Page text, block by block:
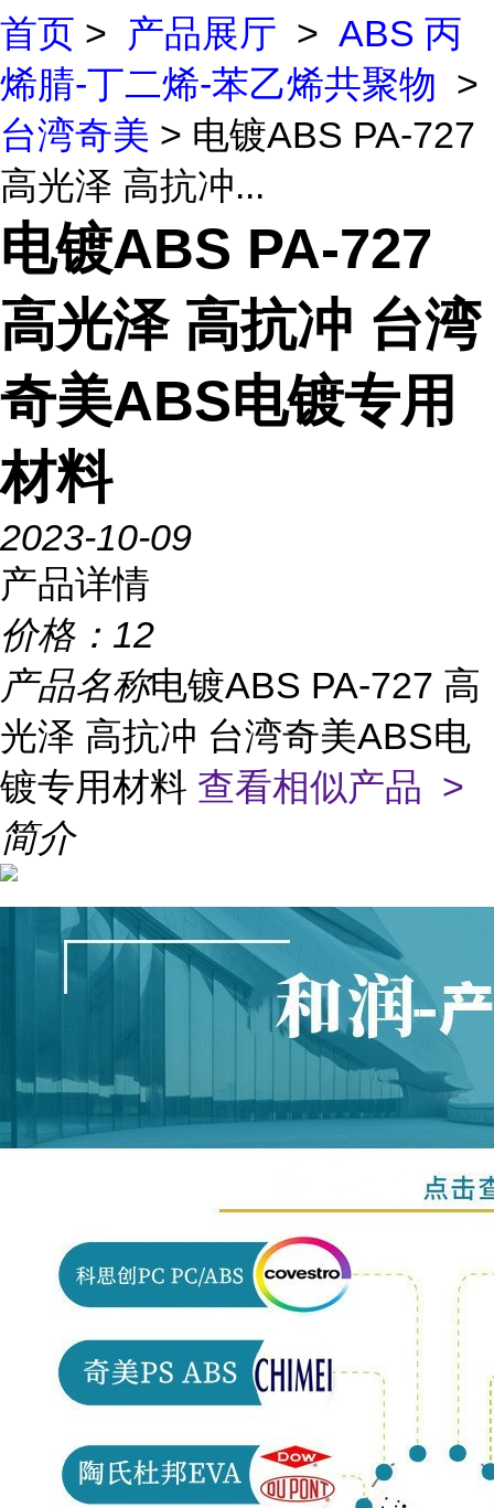
首页 > 产品展厅 > ABS 丙
烯腈-丁二烯-苯乙烯共聚物 >
台湾奇美 > 电镀ABS PA-727
高光泽 高抗冲...
电镀ABS PA-727
高光泽 高抗冲 台湾
奇美ABS电镀专用
材料
2023-10-09
产品详情
价格： 12
产品名称电镀ABS PA-727 高
光泽 高抗冲 台湾奇美ABS电
镀专用材料 查看相似产品 >
简介